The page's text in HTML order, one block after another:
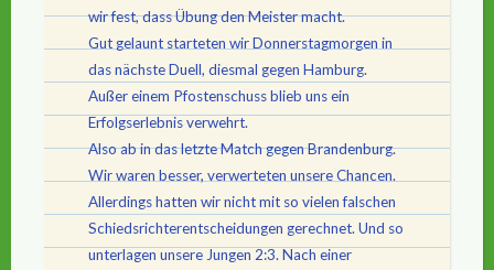
wir fest, dass Übung den Meister macht.
Gut gelaunt starteten wir Donnerstagmorgen in
das nächste Duell, diesmal gegen Hamburg.
Außer einem Pfostenschuss blieb uns ein
Erfolgserlebnis verwehrt.
Also ab in das letzte Match gegen Brandenburg.
Wir waren besser, verwerteten unsere Chancen.
Allerdings hatten wir nicht mit so vielen falschen
Schiedsrichterentscheidungen gerechnet. Und so
unterlagen unsere Jungen 2:3. Nach einer